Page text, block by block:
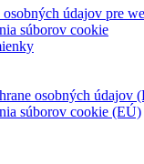
osobných údajov pre
súborov cookie
osobných údajov
súborov cookie (EÚ)